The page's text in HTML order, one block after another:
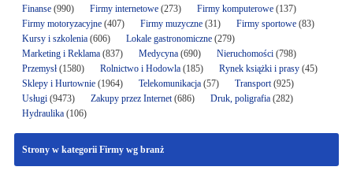
Finanse(990) Firmy internetowe (273) Firmy komputerowe(137)
Firmy motoryzacyjne(407) Firmy muzyczne(31) Firmy sportowe(83)
Kursy i szkolenia(606) Lokale gastronomiczne(279)
Marketing i Reklama(837) Medycyna(690) Nieruchomości(798)
Przemysł(1580) Rolnictwo i Hodowla(185) Rynek książki i prasy(45)
Sklepy i Hurtownie(1964) Telekomunikacja(57) Transport(925)
Usługi(9473) Zakupy przez Internet(686) Druk, poligrafia(282)
Hydraulika(106)
Strony w kategorii Firmy wg branż